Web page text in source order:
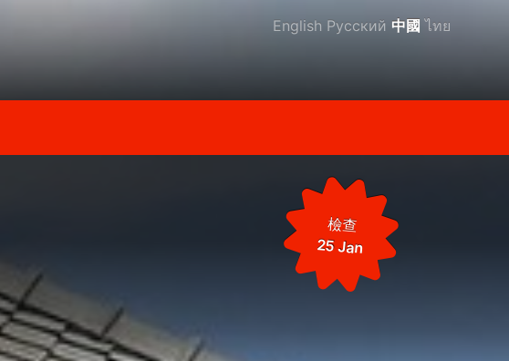
English Русский 中國 ไทย
檢查
25 Jan